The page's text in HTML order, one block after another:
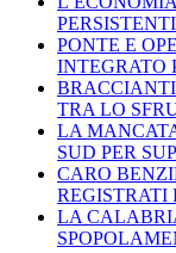
PONTE E
INTEGRATO
TRA LO
LA
SUD PER
CARO
REGISTRATI
LA